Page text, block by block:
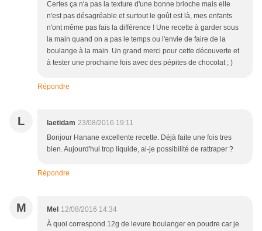
Certes ça n'a pas la texture d'une bonne brioche mais elle
n'est pas désagréable et surtout le goût est là, mes enfants
n'ont même pas fais la différence ! Une recette à garder sous
la main quand on a pas le temps ou l'envie de faire de la
boulange à la main. Un grand merci pour cette découverte et
à tester une prochaine fois avec des pépites de chocolat ; )
Répondre
L laetidam 23/08/2016 19:11
Bonjour Hanane excellente recette. Déjà faite une fois tres
bien. Aujourd'hui trop liquide, ai-je possibilité de rattraper ?
Répondre
M Mel 12/08/2016 14:34
À quoi correspond 12g de levure boulanger en poudre car je